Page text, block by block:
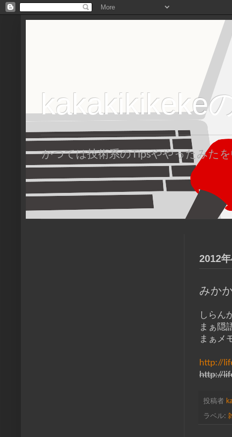
kakakikikeke
かつては技術系のTipsややったみた
2012
みか
しらん
まぁ隠
まぁメ
http://
http://
投稿者
ラベル: